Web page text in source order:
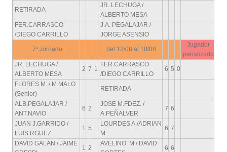
RETIRADA
JR. LECHUGA /
ALBERTO MESA
FER.CARRASCO
/DIEGO CARRILLO
J.A. PEGALAJAR /
JORGE ASENSIO
7ª Jornada del 12/08 al 18/08
Jugador
penalizado
JR. LECHUGA /
ALBERTO MESA
2 7 1
FER.CARRASCO
/DIEGO CARRILLO
6 5 0
FLORES M. / M.MALO
(Senior)
RETIRADA
ALB.PEGALAJAR /
ANT.NAVIO
6 2
JOSE M.FDEZ. /
A.PEÑALVER
7 6
JUAN J.GARRIDO /
LUIS RGUEZ.
1 5
LOURDES A./ADRIAN
M.
6 7
DAVID GALAN / JAIME
1 2
AVELINO. M / DAVID
6 6